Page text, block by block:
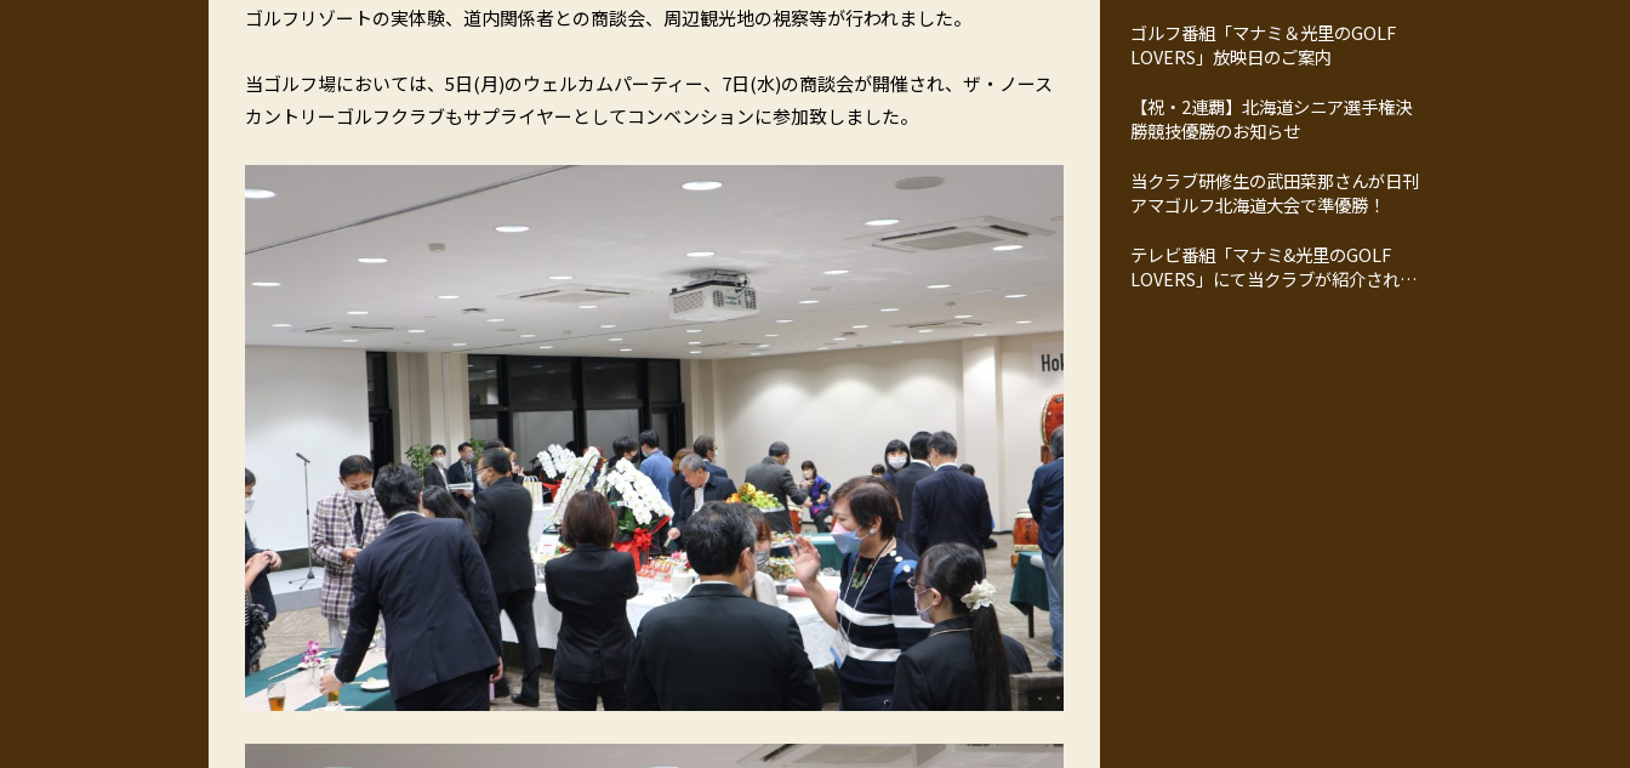
ゴルフリゾートの実体験、道内関係者との商談会、周辺観光地の視察等が行われました。
当ゴルフ場においては、5日(月)のウェルカムパーティー、7日(水)の商談会が開催され、ザ・ノース
カントリーゴルフクラブもサプライヤーとしてコンベンションに参加致しました。
す！
ゴルフ番組「マナミ＆光里のGOLF
LOVERS」放映日のご案内
【祝・2連覇】北海道シニア選手権決
勝競技優勝のお知らせ
当クラブ研修生の武田菜那さんが日刊
アマゴルフ北海道大会で準優勝！
テレビ番組「マナミ&光里のGOLF
LOVERS」にて当クラブが紹介されま